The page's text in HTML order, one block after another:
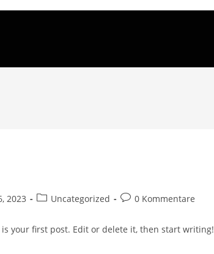
2023 Uncategorized 0 Kommentare
is your first post. Edit or delete it, then start writing!